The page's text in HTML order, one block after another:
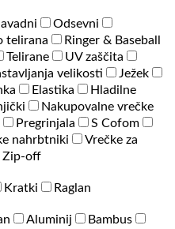
Odsevni
telirana
Ringer & Baseball
Telirane
UV zaščita
velikosti
Ježek
Elastika
Hladilne
Nakupovalne vrečke
Pregrinjala
S Cofom
nahrbtniki
Vrečke za
Zip-off
Kratki
Raglan
Aluminij
Bambus